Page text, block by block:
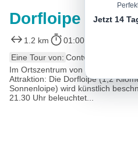
Dorfloipe
1.2 km 01:00 h
Eine Tour von: Contwise
Im Ortszentrum von Scheffau gibt
Attraktion: Die Dorfloipe (1,2
Sonnenloipe) wird künstlich
21.30 Uhr beleuchtet...
Jetzt 14